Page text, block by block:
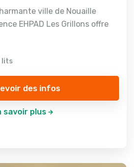
ville de Nouaille
EHPAD Les Grillons offre
lits
des infos
savoir plus